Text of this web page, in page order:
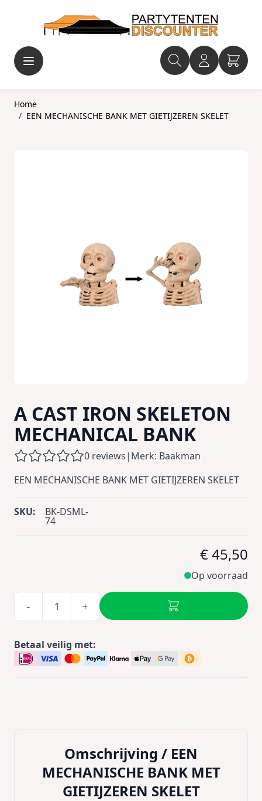
Home
/ EEN MECHANISCHE BANK MET GIETIJZEREN SKELET
A CAST IRON SKELETON
MECHANICAL BANK
0 reviews| Merk: Baakman
EEN MECHANISCHE BANK MET GIETIJZEREN SKELET
SKU: BK-DSML-
74
€ 45,50
Op voorraad
- +
Betaal veilig met:
Omschrijving / EEN
MECHANISCHE BANK MET
GIETIJZEREN SKELET